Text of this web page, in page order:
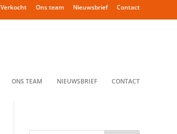
Verkocht Ons team Nieuwsbrief Contact
ONS TEAM NIEUWSBRIEF CONTACT